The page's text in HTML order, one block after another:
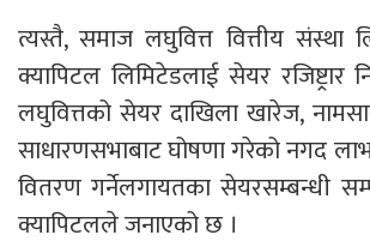
त्यस्तै, समाज लघुवित्त वित्तीय
क्यापिटल लिमिटेडलाई सेयर
लघुवित्तको सेयर दाखिला खारेज,
साधारणसभाबाट घोषणा गरेको नगद
वितरण गर्नेलगायतका सेयरसम्बन्धी
क्यापिटलले जनाएको छ ।